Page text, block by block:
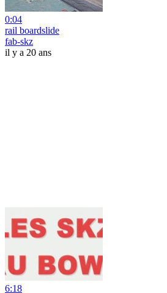
0:04
rail boardslide
fab-skz
il y a 20 ans
6:18